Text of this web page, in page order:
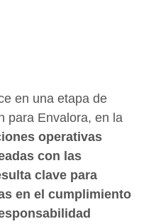
en una etapa de
para Envalora, en la
operativas
con las
clave para
en el cumplimiento